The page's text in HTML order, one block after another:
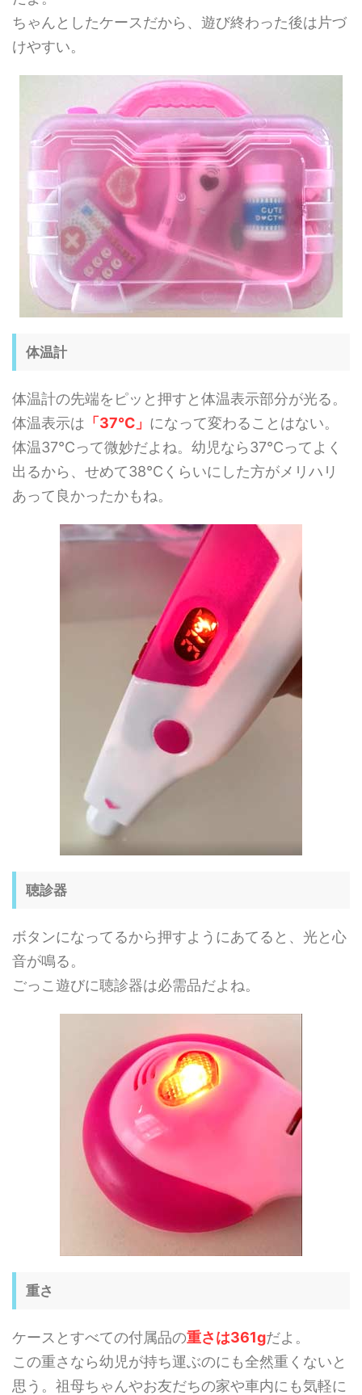
ちゃんとしたケースだから、遊び終わった後は片づ
けやすい。
体温計
体温計の先端をピッと押すと体温表示部分が光る。
体温表示は 「37℃」 になって変わることはない。
体温37℃って微妙だよね。幼児なら37℃ってよく
出るから、せめて38℃くらいにした方がメリハリ
あって良かったかもね。
聴診器
ボタンになってるから押すようにあてると、光と心
音が鳴る。
ごっこ遊びに聴診器は必需品だよね。
重さ
ケースとすべての付属品の重さは361gだよ。
この重さなら幼児が持ち運ぶのにも全然重くないと
思う。祖母ちゃんやお友だちの家や車内にも気軽に